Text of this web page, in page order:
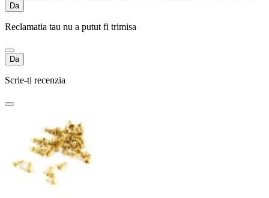
Da
Reclamatia tau nu a putut fi trimisa
Da
Scrie-ti recenzia